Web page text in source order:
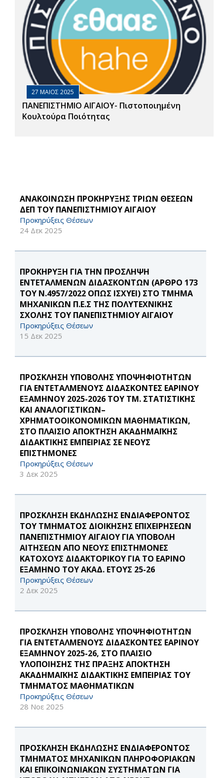
27 ΜΑΙΟΣ 2025
ΠΑΝΕΠΙΣΤΗΜΙΟ ΑΙΓΑΙΟΥ- Πιστοποιημένη
Κουλτούρα Ποιότητας
ΑΝΑΚΟΙΝΩΣΗ ΠΡΟΚΗΡΥΞΗΣ ΤΡΙΩΝ ΘΕΣΕΩΝ
ΔΕΠ ΤΟΥ ΠΑΝΕΠΙΣΤΗΜΙΟΥ ΑΙΓΑΙΟΥ
Προκηρύξεις Θέσεων
24 Δεκ 2025
ΠΡΟΚΗΡΥΞΗ ΓΙΑ ΤΗΝ ΠΡΟΣΛΗΨΗ
ΕΝΤΕΤΑΛΜΕΝΩΝ ΔΙΔΑΣΚΟΝΤΩΝ (ΑΡΘΡΟ 173
ΤΟΥ Ν.4957/2022 ΟΠΩΣ ΙΣΧΥΕΙ) ΣΤΟ ΤΜΗΜΑ
ΜΗΧΑΝΙΚΩΝ Π.Ε.Σ ΤΗΣ ΠΟΛΥΤΕΧΝΙΚΗΣ
ΣΧΟΛΗΣ ΤΟΥ ΠΑΝΕΠΙΣΤΗΜΙΟΥ ΑΙΓΑΙΟΥ
Προκηρύξεις Θέσεων
15 Δεκ 2025
ΠΡΟΣΚΛΗΣΗ ΥΠΟΒΟΛΗΣ ΥΠΟΨΗΦΙΟΤΗΤΩΝ
ΓΙΑ ΕΝΤΕΤΑΛΜΕΝΟΥΣ ΔΙΔΑΣΚΟΝΤΕΣ ΕΑΡΙΝΟΥ
ΕΞΑΜΗΝΟΥ 2025-2026 ΤΟΥ ΤΜ. ΣΤΑΤΙΣΤΙΚΗΣ
ΚΑΙ ΑΝΑΛΟΓΙΣΤΙΚΩΝ–
ΧΡΗΜΑΤΟΟΙΚΟΝΟΜΙΚΩΝ ΜΑΘΗΜΑΤΙΚΩΝ,
ΣΤΟ ΠΛΑΙΣΙΟ ΑΠΟΚΤΗΣΗ ΑΚΑΔΗΜΑΪΚΗΣ
ΔΙΔΑΚΤΙΚΗΣ ΕΜΠΕΙΡΙΑΣ ΣΕ ΝΕΟΥΣ
ΕΠΙΣΤΗΜΟΝΕΣ
Προκηρύξεις Θέσεων
3 Δεκ 2025
ΠΡΟΣΚΛΗΣΗ ΕΚΔΗΛΩΣΗΣ ΕΝΔΙΑΦΕΡΟΝΤΟΣ
ΤΟΥ ΤΜΗΜΑΤΟΣ ΔΙΟΙΚΗΣΗΣ ΕΠΙΧΕΙΡΗΣΕΩΝ
ΠΑΝΕΠΙΣΤΗΜΙΟΥ ΑΙΓΑΙΟΥ ΓΙΑ ΥΠΟΒΟΛΗ
ΑΙΤΗΣΕΩΝ ΑΠΟ ΝΕΟΥΣ ΕΠΙΣΤΗΜΟΝΕΣ
ΚΑΤΟΧΟΥΣ ΔΙΔΑΚΤΟΡΙΚΟΥ ΓΙΑ ΤΟ ΕΑΡΙΝΟ
ΕΞΑΜΗΝΟ ΤΟΥ ΑΚΑΔ. ΕΤΟΥΣ 25-26
Προκηρύξεις Θέσεων
2 Δεκ 2025
ΠΡΟΣΚΛΗΣΗ ΥΠΟΒΟΛΗΣ ΥΠΟΨΗΦΙΟΤΗΤΩΝ
ΓΙΑ ΕΝΤΕΤΑΛΜΕΝΟΥΣ ΔΙΔΑΣΚΟΝΤΕΣ ΕΑΡΙΝΟΥ
ΕΞΑΜΗΝΟΥ 2025-26, ΣΤΟ ΠΛΑΙΣΙΟ
ΥΛΟΠΟΙΗΣΗΣ ΤΗΣ ΠΡΑΞΗΣ ΑΠΟΚΤΗΣΗ
ΑΚΑΔΗΜΑΪΚΗΣ ΔΙΔΑΚΤΙΚΗΣ ΕΜΠΕΙΡΙΑΣ ΤΟΥ
ΤΜΗΜΑΤΟΣ ΜΑΘΗΜΑΤΙΚΩΝ
Προκηρύξεις Θέσεων
28 Νοε 2025
ΠΡΟΣΚΛΗΣΗ ΕΚΔΗΛΩΣΗΣ ΕΝΔΙΑΦΕΡΟΝΤΟΣ
ΤΜΗΜΑΤΟΣ ΜΗΧΑΝΙΚΩΝ ΠΛΗΡΟΦΟΡΙΑΚΩΝ
ΚΑΙ ΕΠΙΚΟΙΝΩΝΙΑΚΩΝ ΣΥΣΤΗΜΑΤΩΝ ΓΙΑ